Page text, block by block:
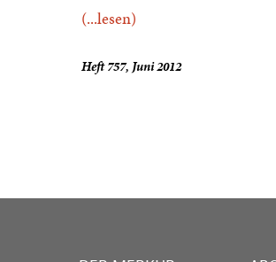
(...lesen)
Heft 757, Juni 2012